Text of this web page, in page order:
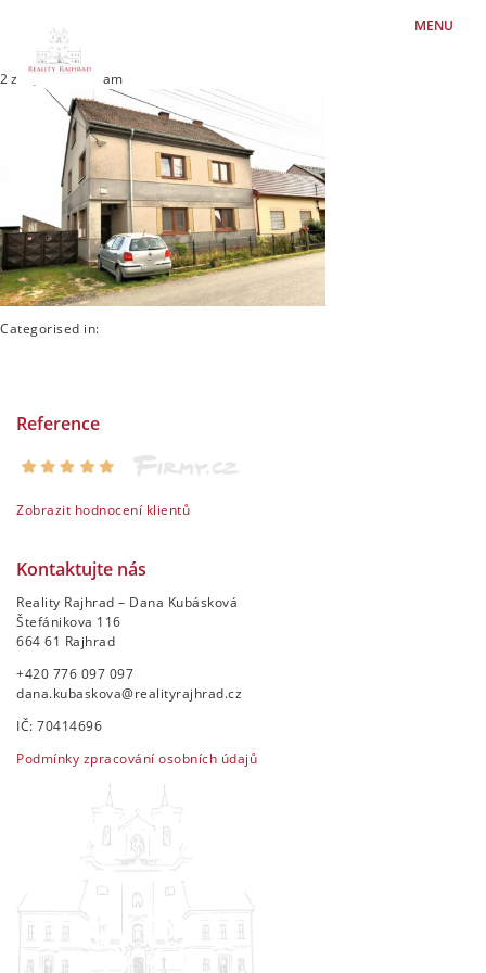
MENU
2 září, 2024 8:22 am
Categorised in:
Reference
Zobrazit hodnocení klientů
Kontaktujte nás
Reality Rajhrad – Dana Kubásková
Štefánikova 116
664 61 Rajhrad
+420 776 097 097
dana.kubaskova@realityrajhrad.cz
IČ: 70414696
Podmínky zpracování osobních údajů